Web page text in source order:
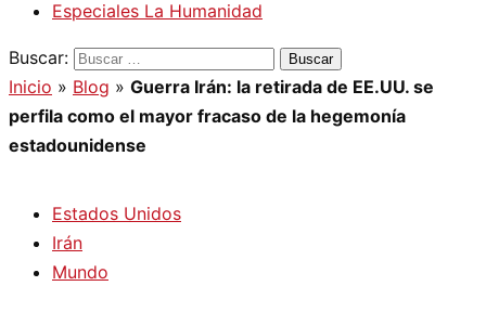
Especiales La Humanidad
Buscar:
Inicio » Blog » Guerra Irán: la retirada de EE.UU. se
perfila como el mayor fracaso de la hegemonía
estadounidense
Estados Unidos
Irán
Mundo